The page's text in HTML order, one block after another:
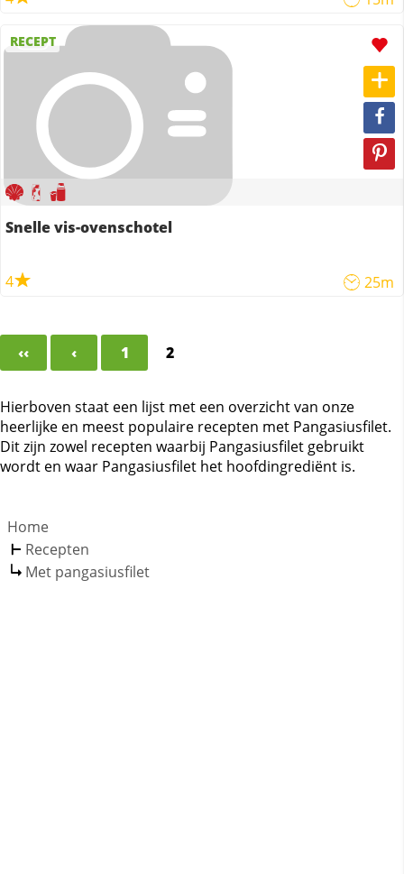
RECEPT
Snelle vis-ovenschotel
4 25m
‹‹ ‹ 1 2
Hierboven staat een lijst met een overzicht van onze
heerlijke en meest populaire recepten met Pangasiusfilet.
Dit zijn zowel recepten waarbij Pangasiusfilet gebruikt
wordt en waar Pangasiusfilet het hoofdingrediënt is.
Home
Recepten
Met pangasiusfilet